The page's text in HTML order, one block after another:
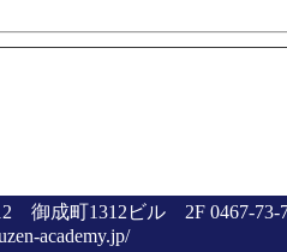
御成町1312ビル 2F 0467-73-
academy.jp/